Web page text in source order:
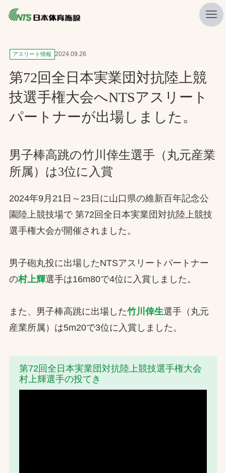
私たちの強み
ニュース
プレスリリース
レポート
施工・管理実績一覧
会社概要
採用情報
検索
お取引先の皆様へ
ソーシャルメディアポリシー
アスリート情報 2024.09.26
第72回全日本実業団対抗陸上競
技選手権大会へNTSアスリート
パートナーが出場しました。
男子棒高跳の竹川倖生選手（丸元産業
所属）は3位に入賞
2024年9月21日～23日に山口県の維新百年記念公
園陸上競技場で 第72回全日本実業団対抗陸上競技
選手権大会が開催されました。
男子砲丸投に出場したNTSアスリートパートナー
の村上輝選手は16m80で4位に入賞しました。
また、男子棒高跳に出場した竹川倖生選手（丸元
産業所属）は5m20で3位に入賞しました。
第72回全日本実業団対抗陸上競技選手権大会
村上輝選手の投てき